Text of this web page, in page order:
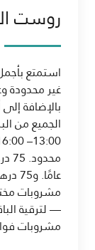
روست
استمتع
غير محدودة
بالإضافة
الجميع من
— لترقية
مشروبات